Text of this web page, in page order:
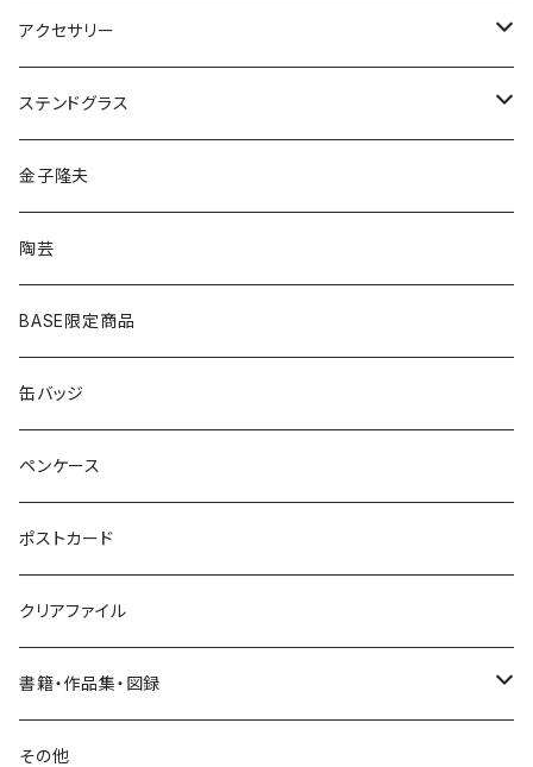
ペンダント
ゴールド
シルバー
ピアス
ゴールド
シルバー
アクセサリー
ネックレス
ピアス
イヤリング
ヘアゴム
ポニーフック
ブローチ
ステンドグラス
アクセサリー
イヤリング
ピアス
雑貨・小物
金子隆夫
陶芸
BASE限定商品
缶バッジ
ペンケース
ポストカード
クリアファイル
書籍・作品集・図録
書籍
その他